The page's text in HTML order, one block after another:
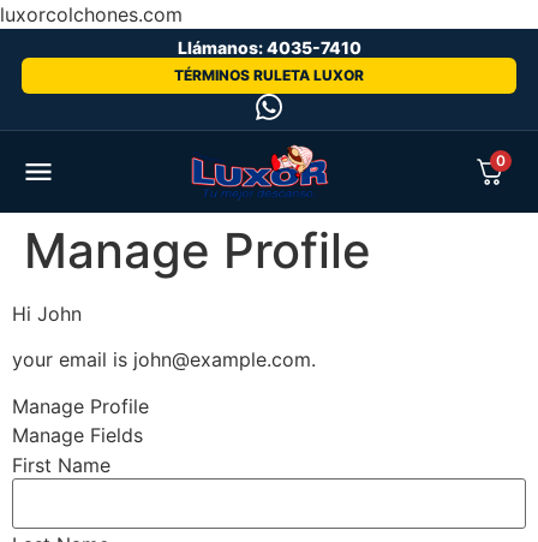
luxorcolchones.com
Llámanos: 4035-7410
TÉRMINOS RULETA LUXOR
0
Manage Profile
Hi John
your email is john@example.com.
Manage Profile
Manage Fields
First Name